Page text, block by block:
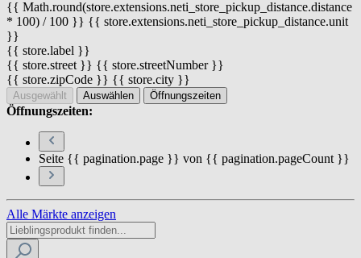
{{ Math.round(store.extensions.neti_store_pickup_distance.distance
* 100) / 100 }} {{ store.extensions.neti_store_pickup_distance.unit
}}
{{ store.label }}
{{ store.street }} {{ store.streetNumber }}
{{ store.zipCode }} {{ store.city }}
Ausgewählt Auswählen Öffnungszeiten
Öffnungszeiten:
Seite {{ pagination.page }} von {{ pagination.pageCount }}
Alle Märkte anzeigen